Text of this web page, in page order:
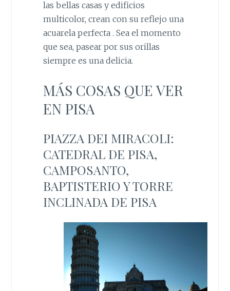
las bellas casas y edificios
multicolor, crean con su reflejo una
acuarela perfecta . Sea el momento
que sea, pasear por sus orillas
siempre es una delicia.
MÁS COSAS QUE VER
EN PISA
PIAZZA DEI MIRACOLI:
CATEDRAL DE PISA,
CAMPOSANTO,
BAPTISTERIO Y TORRE
INCLINADA DE PISA